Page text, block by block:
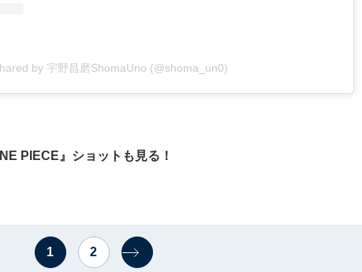
by 宇野昌磨ShomaUno (@shoma_un0)
PIECE』ショットも見る！
1 2